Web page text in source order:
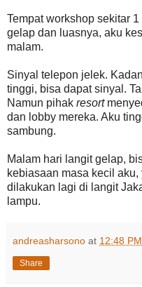
Tempat workshop sekitar
gelap dan luasnya, aku
malam.
Sinyal telepon jelek.
tinggi, bisa dapat sinyal.
Namun pihak resort
dan lobby mereka. Aku
sambung.
Malam hari langit gelap,
kebiasaan masa kecil
dilakukan lagi di langit
lampu.
andreasharsono at 12:48 PM
Share